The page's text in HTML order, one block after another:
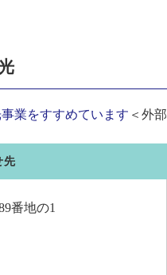
業をすすめています ＜外部
先
番地の1